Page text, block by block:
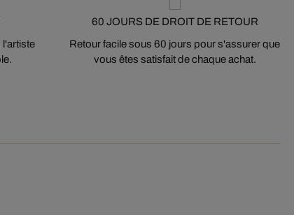
l'artiste
60 JOURS DE DROIT DE RETOUR
Retour facile sous 60 jours pour s'assurer que
vous êtes satisfait de chaque achat.